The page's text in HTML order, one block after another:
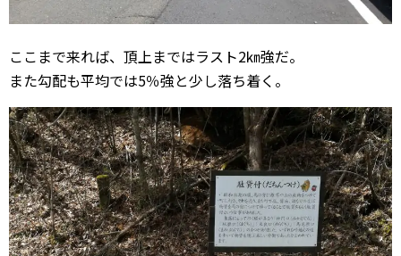
ここまで来れば、頂上まではラスト2㎞強だ。
また勾配も平均では5％強と少し落ち着く。